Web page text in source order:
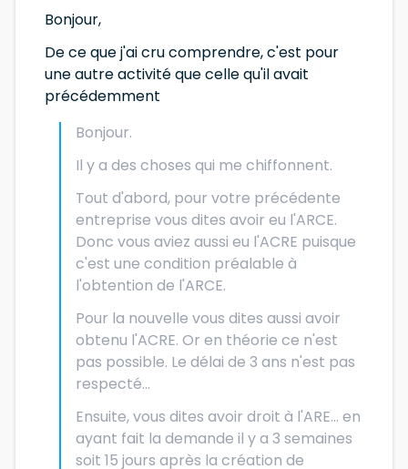
Bonjour,
De ce que j'ai cru comprendre, c'est pour
une autre activité que celle qu'il avait
précédemment
Bonjour.
Il y a des choses qui me chiffonnent.
Tout d'abord, pour votre précédente
entreprise vous dites avoir eu l'ARCE.
Donc vous aviez aussi eu l'ACRE puisque
c'est une condition préalable à
l'obtention de l'ARCE.
Pour la nouvelle vous dites aussi avoir
obtenu l'ACRE. Or en théorie ce n'est
pas possible. Le délai de 3 ans n'est pas
respecté...
Ensuite, vous dites avoir droit à l'ARE... en
ayant fait la demande il y a 3 semaines
soit 15 jours après la création de